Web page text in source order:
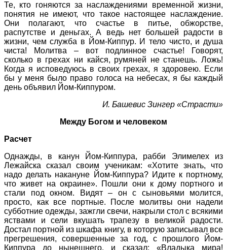
Те, кто гоняются за наслаждениями временной жизни,
понятия не имеют, что такое настоящее наслаждение.
Они полагают, что счастье в питье, обжорстве,
распутстве и деньгах. А ведь нет большей радости в
жизни, чем служба в Йом-Киппур. И тело чисто, и душа
чиста! Молитва – вот подлинное счастье! Говорят,
сколько в грехах ни кайся, румяней не станешь. Ложь!
Когда я исповедуюсь в своих грехах, я здоровею. Если
бы у меня было право голоса на небесах, я бы каждый
день объявил Йом-Киппуром.
И. Башевис Зингер «Страсти»
Между Богом и человеком
Расчет
Однажды, в канун Йом-Киппура, рабби Элимелех из
Лежайска сказал своим ученикам: «Хотите знать, что
надо делать накануне Йом-Киппура? Идите к портному,
что живет на окраине». Пошли они к дому портного и
стали под окном. Видят – он с сыновьями молится,
просто, как все портные. После молитвы они надели
субботние одежды, зажгли свечи, накрыли стол с всякими
яствами и сели вкушать трапезу в великой радости.
Достал портной из шкафа книгу, в которую записывал все
прегрешения, совершенные за год, с прошлого Йом-
Киппура до нынешнего, и сказал: «Владыка мира!